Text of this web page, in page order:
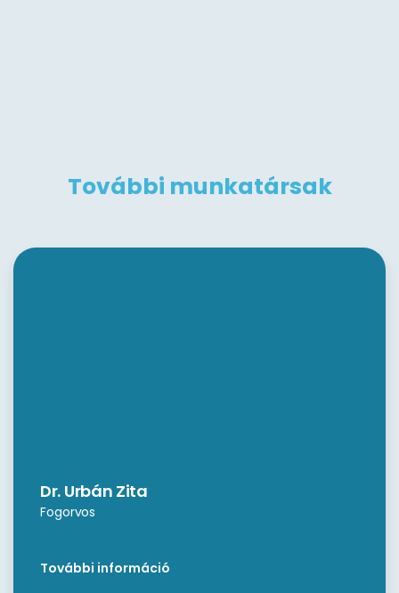
További munkatársak
Dr. Urbán Zita
Fogorvos
További információ